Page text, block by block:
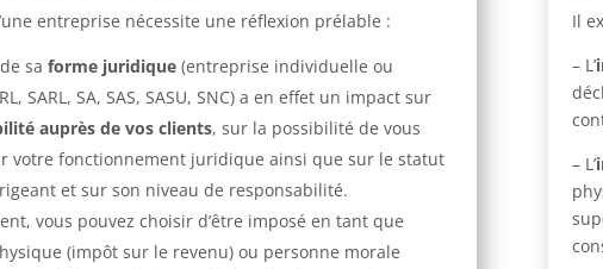
entreprise nécessite une réflexion prélable :
saforme juridique (entreprise individuelle ou
SARL, SA, SAS, SASU, SNC) a en effet un impact sur
auprès de vos clients, sur la possibilité de vous
votre fonctionnement juridique ainsi que sur le statut
et sur son niveau de responsabilité.
vous pouvez choisir d’être imposé en tant que
(impôt sur le revenu) ou personne morale
Il
– L’
– L’